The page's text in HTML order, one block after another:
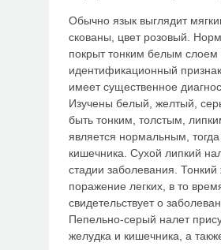
Обычно язык выглядит
скованы, цвет розовый.
покрыт тонким белым слоем
идентификационный
имеет существенное
Изучены белый, желтый,
быть тонким, толстым,
является нормальным,
кишечника. Сухой липкий
стадии заболевания.
поражение легких, в то
свидетельствует о
Пепельно-серый налет
желудка и кишечника, а